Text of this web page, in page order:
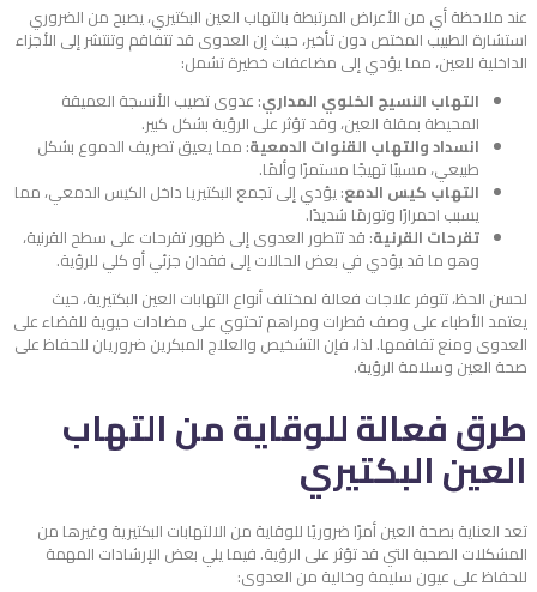
عند ملاحظة أي من الأعراض المرتبطة بالتهاب العين البكتيري، يصبح من الضروري
استشارة الطبيب المختص دون تأخير، حيث إن العدوى قد تتفاقم وتنتشر إلى الأجزاء
الداخلية للعين، مما يؤدي إلى مضاعفات خطيرة تشمل:
التهاب النسيج الخلوي المداري: عدوى تصيب الأنسجة العميقة
المحيطة بمقلة العين، وقد تؤثر على الرؤية بشكل كبير.
انسداد والتهاب القنوات الدمعية: مما يعيق تصريف الدموع بشكل
طبيعي، مسببًا تهيجًا مستمرًا وألمًا.
التهاب كيس الدمع: يؤدي إلى تجمع البكتيريا داخل الكيس الدمعي، مما
يسبب احمرارًا وتورمًا شديدًا.
تقرحات القرنية: قد تتطور العدوى إلى ظهور تقرحات على سطح القرنية،
وهو ما قد يؤدي في بعض الحالات إلى فقدان جزئي أو كلي للرؤية.
لحسن الحظ، تتوفر علاجات فعالة لمختلف أنواع التهابات العين البكتيرية، حيث
يعتمد الأطباء على وصف قطرات ومراهم تحتوي على مضادات حيوية للقضاء على
العدوى ومنع تفاقمها. لذا، فإن التشخيص والعلاج المبكرين ضروريان للحفاظ على
صحة العين وسلامة الرؤية.
طرق فعالة للوقاية من التهاب
العين البكتيري
تعد العناية بصحة العين أمرًا ضروريًا للوقاية من الالتهابات البكتيرية وغيرها من
المشكلات الصحية التي قد تؤثر على الرؤية. فيما يلي بعض الإرشادات المهمة
للحفاظ على عيون سليمة وخالية من العدوى: